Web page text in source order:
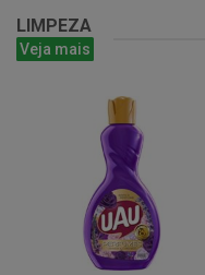
LIMPEZA
Veja mais